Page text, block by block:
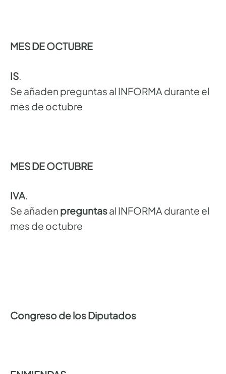
MES DE OCTUBRE
IS.
Se añaden preguntas al INFORMA durante el
mes de octubre
MES DE OCTUBRE
IVA.
Se añaden preguntasal INFORMA durante el
mes de octubre
Congreso de los Diputados